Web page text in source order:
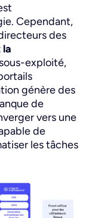
Cependant,
des
la
exploité,
génère des
de
vers une
de
les tâches